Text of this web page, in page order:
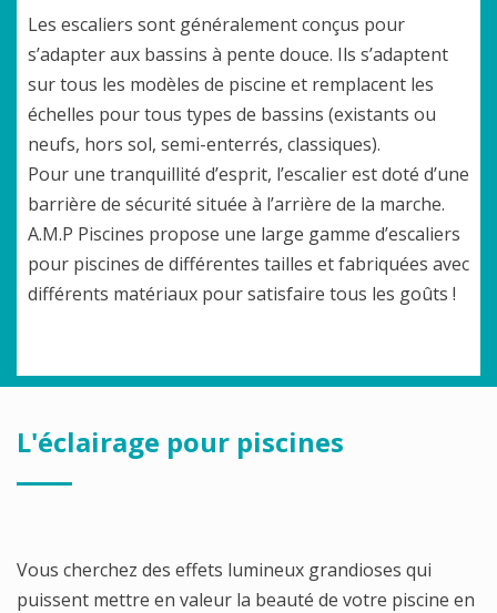
Les escaliers sont généralement conçus pour
s’adapter aux bassins à pente douce. Ils s’adaptent
sur tous les modèles de piscine et remplacent les
échelles pour tous types de bassins (existants ou
neufs, hors sol, semi-enterrés, classiques).
Pour une tranquillité d’esprit, l’escalier est doté d’une
barrière de sécurité située à l’arrière de la marche.
A.M.P Piscines propose une large gamme d’escaliers
pour piscines de différentes tailles et fabriquées avec
différents matériaux pour satisfaire tous les goûts !
L'éclairage pour piscines
Vous cherchez des effets lumineux grandioses qui
puissent mettre en valeur la beauté de votre piscine en